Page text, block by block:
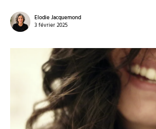
Elodie Jacquemond
3 février 2025